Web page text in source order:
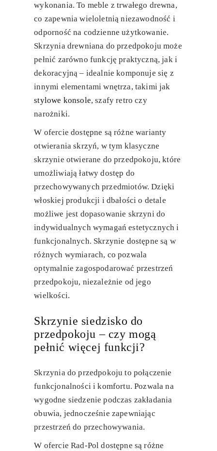
wykonania.To meble z trwałego drewna,
co zapewnia wieloletnią niezawodność i
odporność na codzienne użytkowanie.
Skrzynia drewniana do przedpokoju może
pełnić zarówno funkcję praktyczną, jak i
dekoracyjną – idealnie komponuje się z
innymi elementami wnętrza, takimi jak
stylowe konsole, szafy retro czy
narożniki.
W ofercie dostępne są różne warianty
otwierania skrzyń, w tym klasyczne
skrzynie otwierane do przedpokoju, które
umożliwiają łatwy dostęp do
przechowywanych przedmiotów.Dzięki
włoskiej produkcji i dbałości o detale
możliwe jest dopasowanie skrzyni do
indywidualnych wymagań estetycznych i
funkcjonalnych. Skrzynie dostępne są w
różnych wymiarach, co pozwala
optymalnie zagospodarować przestrzeń
przedpokoju, niezależnie od jego
wielkości.
Skrzynie siedzisko do
przedpokoju – czy mogą
pełnić więcej funkcji?
Skrzynia do przedpokoju to połączenie
funkcjonalności i komfortu. Pozwala na
wygodne siedzenie podczas zakładania
obuwia, jednocześnie zapewniając
przestrzeń do przechowywania.
W ofercie Rad-Pol dostępne są różne